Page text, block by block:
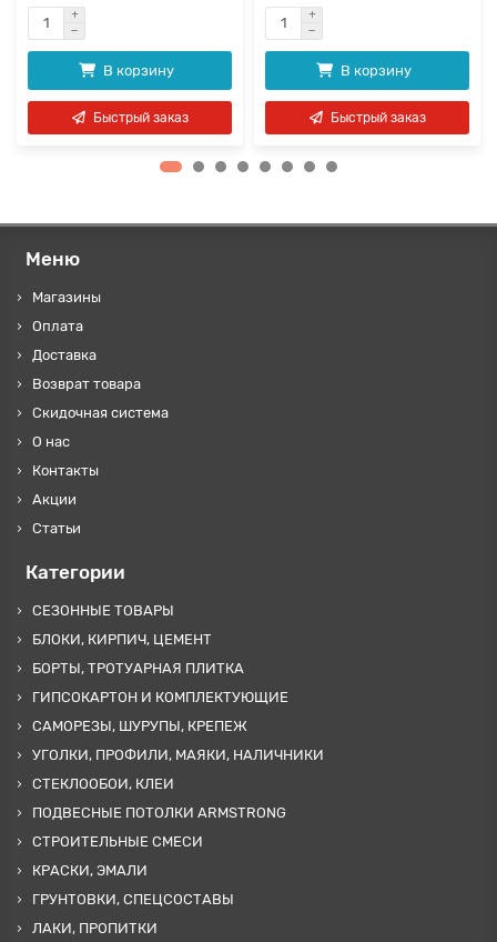
В корзину
Быстрый заказ
В корзину
Быстрый заказ
Меню
Магазины
Оплата
Доставка
Возврат товара
Скидочная система
О нас
Контакты
Акции
Статьи
Категории
СЕЗОННЫЕ ТОВАРЫ
БЛОКИ, КИРПИЧ, ЦЕМЕНТ
БОРТЫ, ТРОТУАРНАЯ ПЛИТКА
ГИПСОКАРТОН И КОМПЛЕКТУЮЩИЕ
САМОРЕЗЫ, ШУРУПЫ, КРЕПЕЖ
УГОЛКИ, ПРОФИЛИ, МАЯКИ, НАЛИЧНИКИ
СТЕКЛООБОИ, КЛЕИ
ПОДВЕСНЫЕ ПОТОЛКИ ARMSTRONG
СТРОИТЕЛЬНЫЕ СМЕСИ
КРАСКИ, ЭМАЛИ
ГРУНТОВКИ, СПЕЦСОСТАВЫ
ЛАКИ, ПРОПИТКИ